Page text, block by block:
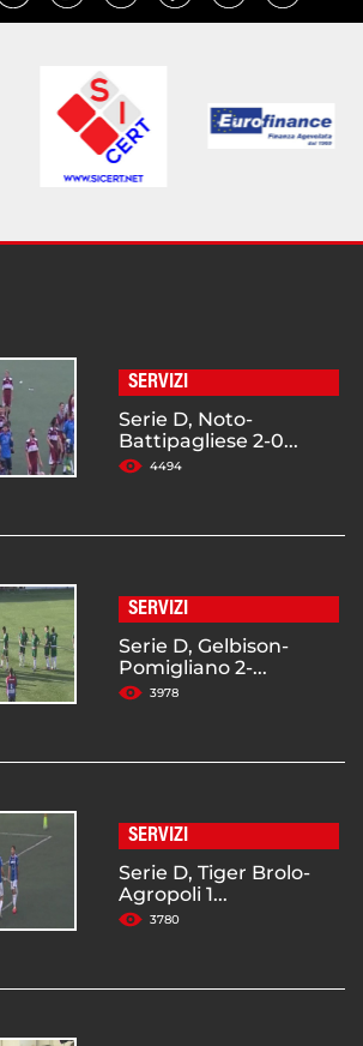
SERVIZI
Serie D, Noto-
Battipagliese 2-0...
4494
SERVIZI
Serie D, Gelbison-
Pomigliano 2-...
3978
SERVIZI
Serie D, Tiger Brolo-
Agropoli 1...
3780